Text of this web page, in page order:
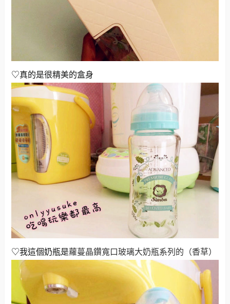
♡真的是很精美的盒身
♡我這個奶瓶是蘿蔓晶鑽寬口玻璃大奶瓶系列的（香草）